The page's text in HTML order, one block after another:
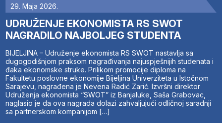
29. Maja 2026.
UDRUŽENJE EKONOMISTA RS SWOT
NAGRADILO NAJBOLJEG STUDENTA
BIJELJINA – Udruženje ekonomista RS SWOT nastavlja sa
dugogodišnjom praksom nagrađivanja najuspješnijih studenata i
đaka ekonomske struke. Prilikom promocije diploma na
Fakultetu poslovne ekonomije Bijeljina Univerziteta u Istočnom
Sarajevu, nagrađena je Nevena Radić Zarić. Izvršni direktor
Udruženja ekonomista “SWOT” iz Banjaluke, Saša Grabovac,
naglasio je da ova nagrada dolazi zahvaljujući odličnoj saradnji
sa partnerskom kompanijom […]